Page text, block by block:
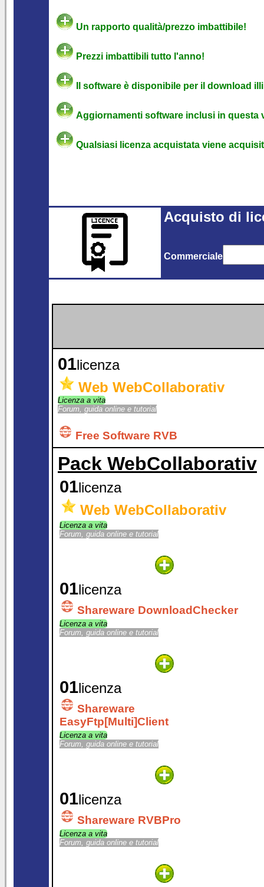
Un rapporto qualità/prezzo imbattibile!
Prezzi imbattibili tutto l'anno!
Il software è disponibile per il download
Aggiornamenti software inclusi in questa
Qualsiasi licenza acquistata viene
Acquisto di
Commerciale
01licenza
Web WebCollaborativ
Licenza a vita
Forum, guida online e tutorial
Free Software RVB
Pack WebCollaborativ
01licenza
Web WebCollaborativ
Licenza a vita
Forum, guida online e tutorial
01licenza
Shareware DownloadChecker
Licenza a vita
Forum, guida online e tutorial
01licenza
Shareware
EasyFtp[Multi]Client
Licenza a vita
Forum, guida online e tutorial
01licenza
Shareware RVBPro
Licenza a vita
Forum, guida online e tutorial